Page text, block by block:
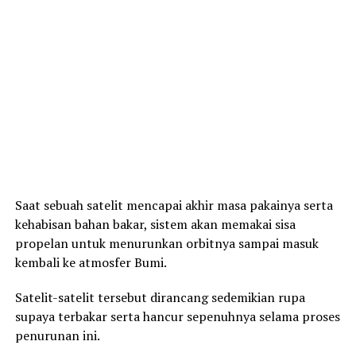
Saat sebuah satelit mencapai akhir masa pakainya serta
kehabisan bahan bakar, sistem akan memakai sisa
propelan untuk menurunkan orbitnya sampai masuk
kembali ke atmosfer Bumi.
Satelit-satelit tersebut dirancang sedemikian rupa
supaya terbakar serta hancur sepenuhnya selama proses
penurunan ini.